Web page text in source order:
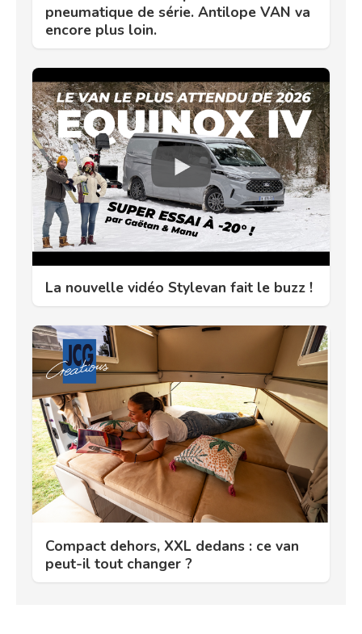
pneumatique de série. Antilope VAN va
encore plus loin.
La nouvelle vidéo Stylevan fait le buzz !
Compact dehors, XXL dedans : ce van
peut-il tout changer ?